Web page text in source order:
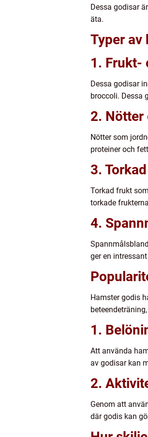
Dessa godisar
äta.
Typer av
1. Frukt-
Dessa godisar
broccoli. Dessa
2.
Nötter som
proteiner och
3.
Torkad frukt
torkade
4.
ger en
Hamster godis
1.
Att använda
av godisar kan
2.
Genom att
där godis kan